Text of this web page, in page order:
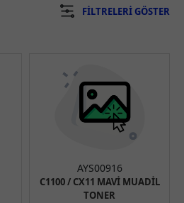
FILTRELERI GÖSTER
AYS00916
C1100 / CX11 MAVİ MUADİL
TONER